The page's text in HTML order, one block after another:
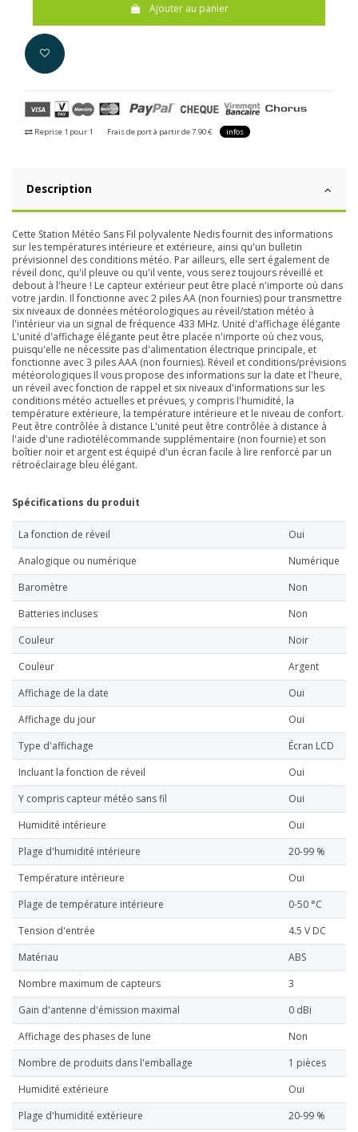
Ajouter au panier
Reprise 1 pour 1 Frais de port à partir de 7.90 € infos
Description
Cette Station Météo Sans Fil polyvalente Nedis fournit des informations
sur les températures intérieure et extérieure, ainsi qu'un bulletin
prévisionnel des conditions météo. Par ailleurs, elle sert également de
réveil donc, qu'il pleuve ou qu'il vente, vous serez toujours réveillé et
debout à l'heure ! Le capteur extérieur peut être placé n'importe où dans
votre jardin. Il fonctionne avec 2 piles AA (non fournies) pour transmettre
six niveaux de données météorologiques au réveil/station météo à
l'intérieur via un signal de fréquence 433 MHz. Unité d'affichage élégante
L'unité d'affichage élégante peut être placée n'importe où chez vous,
puisqu'elle ne nécessite pas d'alimentation électrique principale, et
fonctionne avec 3 piles AAA (non fournies). Réveil et conditions/prévisions
météorologiques Il vous propose des informations sur la date et l'heure,
un réveil avec fonction de rappel et six niveaux d'informations sur les
conditions météo actuelles et prévues, y compris l'humidité, la
température extérieure, la température intérieure et le niveau de confort.
Peut être contrôlée à distance L'unité peut être contrôlée à distance à
l'aide d'une radiotélécommande supplémentaire (non fournie) et son
boîtier noir et argent est équipé d'un écran facile à lire renforcé par un
rétroéclairage bleu élégant.
Spécifications du produit
La fonction de réveil
Oui
Analogique ou numérique
Numérique
Baromètre
Non
Batteries incluses
Non
Couleur
Noir
Couleur
Argent
Affichage de la date
Oui
Affichage du jour
Oui
Type d'affichage
Écran LCD
Incluant la fonction de réveil
Oui
Y compris capteur météo sans fil
Oui
Humidité intérieure
Oui
Plage d'humidité intérieure
20-99 %
Température intérieure
Oui
Plage de température intérieure
0-50 °C
Tension d'entrée
4.5 V DC
Matériau
ABS
Nombre maximum de capteurs
3
Gain d'antenne d'émission maximal
0 dBi
Affichage des phases de lune
Non
Nombre de produits dans l'emballage
1 pièces
Humidité extérieure
Oui
Plage d'humidité extérieure
20-99 %